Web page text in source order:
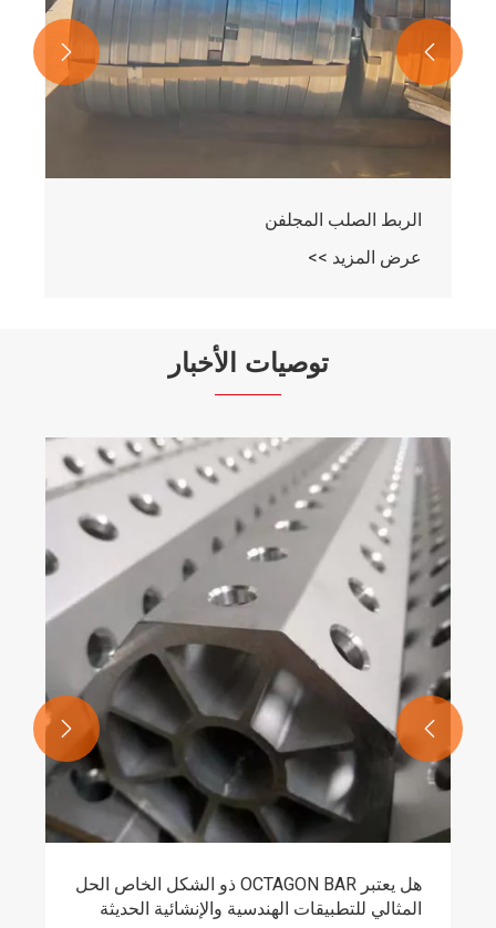
الربط الصلب المجلفن
عرض المزيد >>


توصيات الأخبار
هل يعتبر OCTAGON BAR ذو الشكل الخاص الحل
المثالي للتطبيقات الهندسية والإنشائية الحديثة

